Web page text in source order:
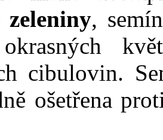
zeleniny,
cibulovin.
ošetřena